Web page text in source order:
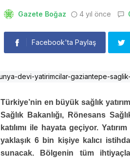
Gazete Boğaz 4 yıl önce
Facebook'ta Paylaş
Türkiye’nin en büyük sağlık
Sağlık Bakanlığı, Rönesans
katılımı ile hayata geçiyor.
yaklaşık 6 bin kişiye kalıcı
sunacak. Bölgenin tüm